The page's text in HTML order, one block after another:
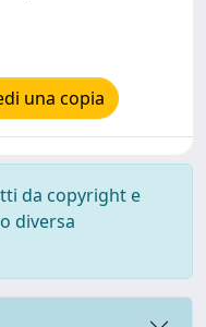
una copia
da copyright e
diversa